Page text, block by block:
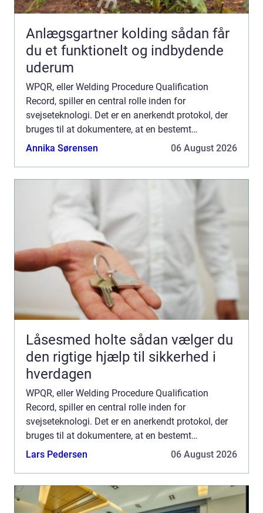
Anlægsgartner kolding sådan får
du et funktionelt og indbydende
uderum
WPQR, eller Welding Procedure Qualification
Record, spiller en central rolle inden for
svejseteknologi. Det er en anerkendt protokol, der
bruges til at dokumentere, at en bestemt
svejseprocedure er blevet korrekt udført og
Annika Sørensen 06 August 2026
Låsesmed holte sådan vælger du
den rigtige hjælp til sikkerhed i
hverdagen
WPQR, eller Welding Procedure Qualification
Record, spiller en central rolle inden for
svejseteknologi. Det er en anerkendt protokol, der
bruges til at dokumentere, at en bestemt
svejseprocedure er blevet korrekt udført og
Lars Pedersen 06 August 2026